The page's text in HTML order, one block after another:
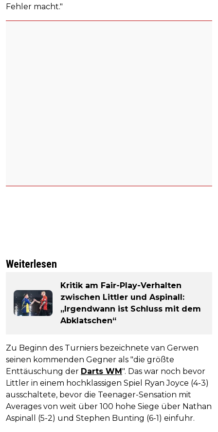
Fehler macht."
Weiterlesen
Kritik am Fair-Play-Verhalten
zwischen Littler und Aspinall:
„Irgendwann ist Schluss mit dem
Abklatschen“
Zu Beginn des Turniers bezeichnete van Gerwen
seinen kommenden Gegner als "die größte
Enttäuschung der Darts WM". Das war noch bevor
Littler in einem hochklassigen Spiel Ryan Joyce (4-3)
ausschaltete, bevor die Teenager-Sensation mit
Averages von weit über 100 hohe Siege über Nathan
Aspinall (5-2) und Stephen Bunting (6-1) einfuhr.